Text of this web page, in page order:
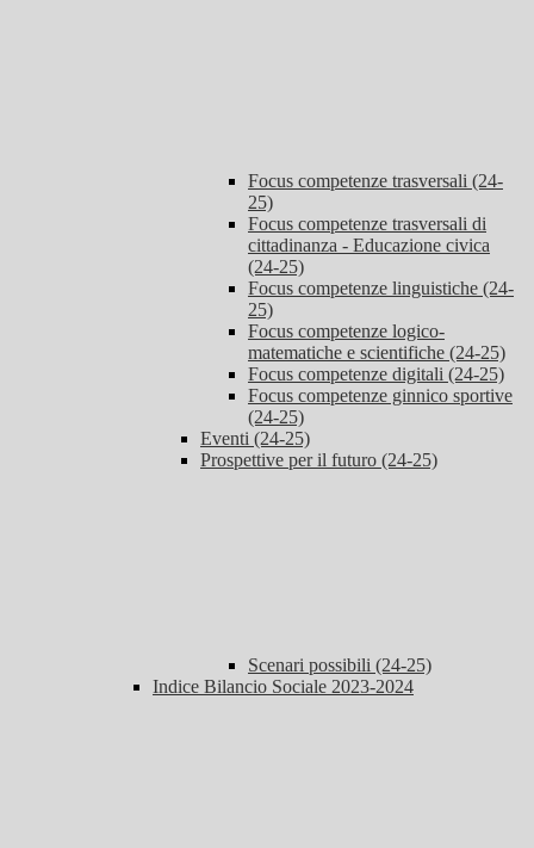
Focus competenze trasversali (24-
25)
Focus competenze trasversali di
cittadinanza - Educazione civica
(24-25)
Focus competenze linguistiche (24-
25)
Focus competenze logico-
matematiche e scientifiche (24-25)
Focus competenze digitali (24-25)
Focus competenze ginnico sportive
(24-25)
Eventi (24-25)
Prospettive per il futuro (24-25)
Scenari possibili (24-25)
Indice Bilancio Sociale 2023-2024